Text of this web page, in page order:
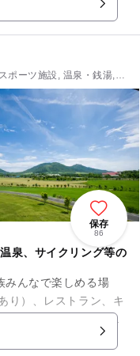
ポーツ施設, 温泉・銭湯,
保存
86
泉、サイクリング等の
みんなで楽しめる場
り）、レストラン、キ
ズスノーパーク、ウ